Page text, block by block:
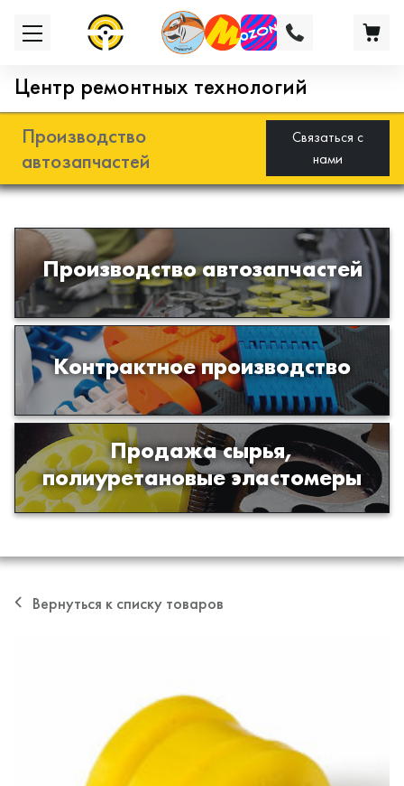
Центр ремонтных технологий
Производство
автозапчастей
Связаться с
нами
Производство автозапчастей
Разработка и производство деталей
из эластомеров для подвески
автомобиля
Контрактное производство
Производство изделий из пластиков
и полимеров по образцам либо
чертежам заказчика
Продажа сырья,
полиуретановые эластомеры
Продажа сырья для производства
изделий из полиуретана
Вернуться к списку товаров